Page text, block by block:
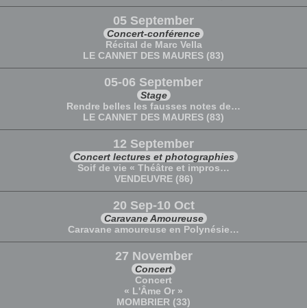
05 September
Concert-conférence
Récital de Marc Vella
LE CANNET DES MAURES (83)
05-06 September
Stage
Rendre belles les fausses notes de…
LE CANNET DES MAURES (83)
12 September
Concert lectures et photographies
Soif de vie « Théâtre et impros…
VENDEUVRE (86)
20 Sep-10 Oct
Caravane Amoureuse
Caravane amoureuse en Polynésie…
27 November
Concert
Concert
« L'Âme Or »
MOMBRIER (33)